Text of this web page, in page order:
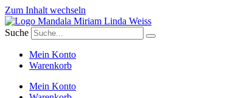
Zum Inhalt wechseln
Suche
Mein Konto
Warenkorb
Mein Konto